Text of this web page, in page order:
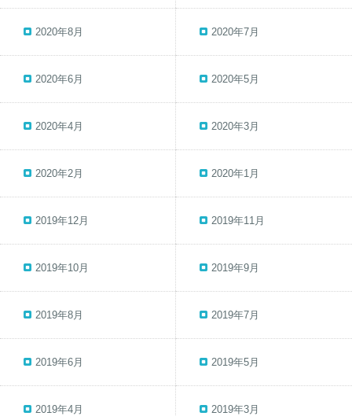
2020年8月 2020年7月
2020年6月 2020年5月
2020年4月 2020年3月
2020年2月 2020年1月
2019年12月 2019年11月
2019年10月 2019年9月
2019年8月 2019年7月
2019年6月 2019年5月
2019年4月 2019年3月